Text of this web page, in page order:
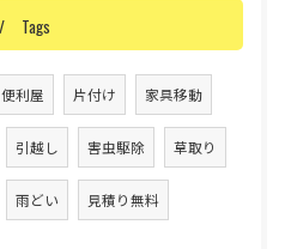
Tags
便利屋 片付け 家具移動
引越し 害虫駆除 草取り
雨どい 見積り無料